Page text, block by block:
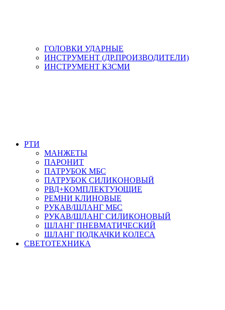
ГОЛОВКИ УДАРНЫЕ
ИНСТРУМЕНТ (ДР.ПРОИЗВОДИТЕЛИ)
ИНСТРУМЕНТ КЗСМИ
РТИ
МАНЖЕТЫ
ПАРОНИТ
ПАТРУБОК МБС
ПАТРУБОК СИЛИКОНОВЫЙ
РВД+КОМПЛЕКТУЮЩИЕ
РЕМНИ КЛИНОВЫЕ
РУКАВ/ШЛАНГ МБС
РУКАВ/ШЛАНГ СИЛИКОНОВЫЙ
ШЛАНГ ПНЕВМАТИЧЕСКИЙ
ШЛАНГ ПОДКАЧКИ КОЛЕСА
СВЕТОТЕХНИКА